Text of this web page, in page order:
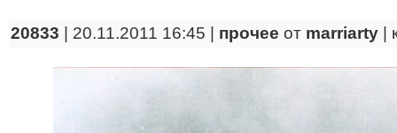
20833 | 20.11.2011 16:45 | прочее от marriarty